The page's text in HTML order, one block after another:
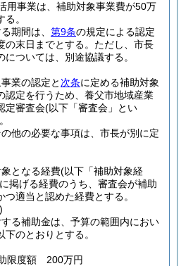
用事業は、補助対象事業費が50万
。
期間は、 第9条の規定による認定
末日までとする。 ただし、市長
ついては、別途協議する。
業の認定と 次条に定める補助対象
認定を行うため、養父市地域産業
定審査会(以下「審査会」とい
他の必要な事項は、市長が別に定
となる経費(以下「補助対象経
に掲げる経費のうち、審査会が補助
適当と認めた経費とする。
る補助金は、予算の範囲内におい
のとおりとする。
限度額 200万円